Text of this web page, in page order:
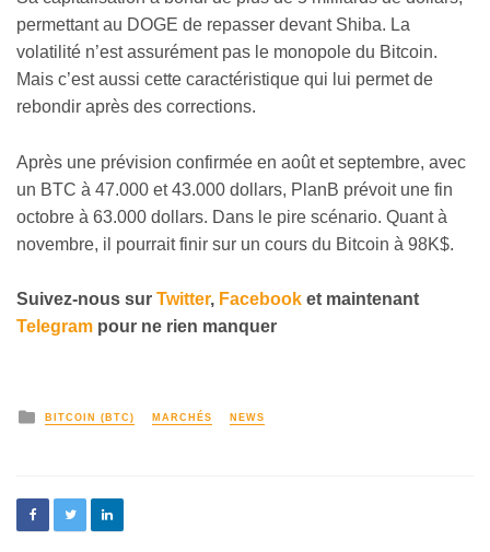
permettant au DOGE de repasser devant Shiba. La
volatilité n’est assurément pas le monopole du Bitcoin.
Mais c’est aussi cette caractéristique qui lui permet de
rebondir après des corrections.
Après une prévision confirmée en août et septembre, avec
un BTC à 47.000 et 43.000 dollars, PlanB prévoit une fin
octobre à 63.000 dollars. Dans le pire scénario. Quant à
novembre, il pourrait finir sur un cours du Bitcoin à 98K$.
Suivez-nous sur Twitter, Facebook et maintenant
Telegram pour ne rien manquer
BITCOIN (BTC) MARCHÉS NEWS